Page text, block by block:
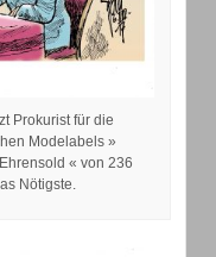
Prokurist für die
Modelabels »
« von 236
Nötigste.